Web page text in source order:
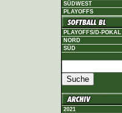
SÜDWEST
PLAYOFFS
PLAYOFFS/D-POKAL
NORD
SÜD
2021